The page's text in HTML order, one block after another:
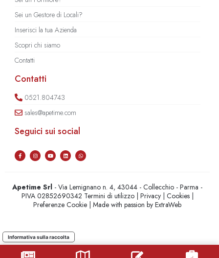
Sei un Gestore di Locali?
Inserisci la tua Azienda
Scopri chi siamo
Contatti
Contatti
0521.804743
sales@apetime.com
Seguici sui social
Apetime Srl - Via Lemignano n. 4, 43044 - Collecchio - Parma -
PIVA 02852690342 Termini di utilizzo| Privacy| Cookies|
Preferenze Cookie | Made with passion byExtraWeb
Informativa sulla raccolta